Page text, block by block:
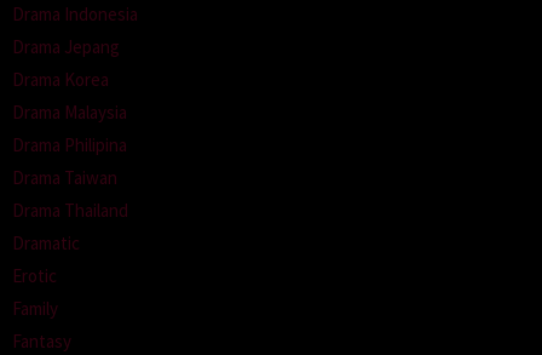
Drama Indonesia
Drama Jepang
Drama Korea
Drama Malaysia
Drama Philipina
Drama Taiwan
Drama Thailand
Dramatic
Erotic
Family
Fantasy